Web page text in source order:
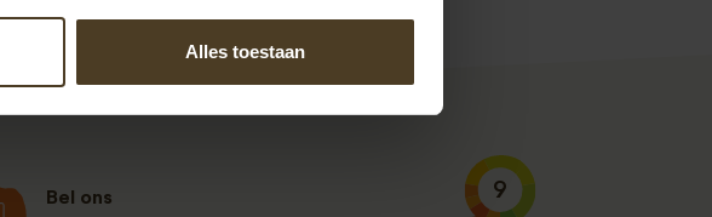
Alles toestaan
Bel ons
9